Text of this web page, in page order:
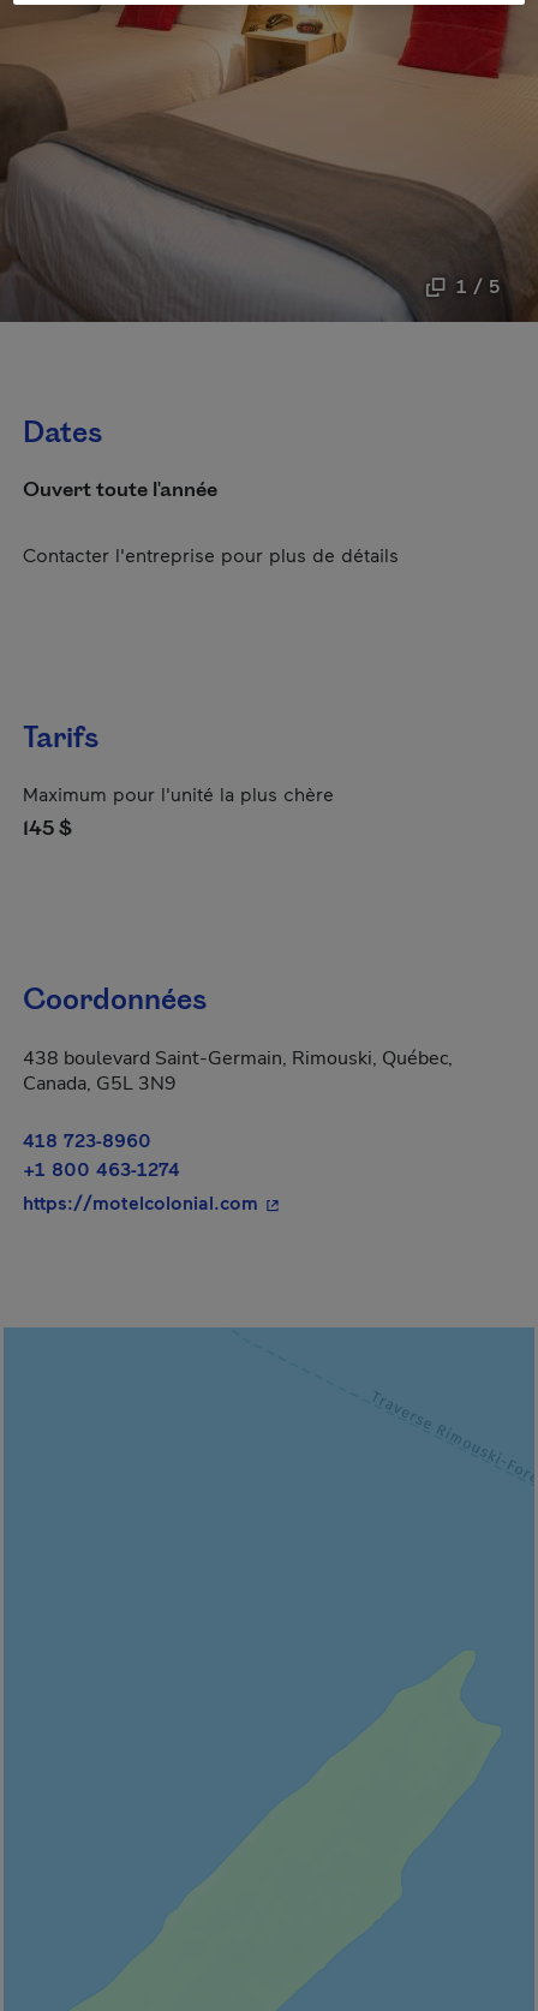
1 / 5
Dates
Ouvert toute l'année
Contacter l'entreprise pour plus de détails
Tarifs
Maximum pour l'unité la plus chère
145 $
Coordonnées
438 boulevard Saint-Germain, Rimouski, Québec,
Canada, G5L 3N9
418 723-8960
+1 800 463-1274
https://motelcolonial.com - Cet hyperlien s'ouvrira dans